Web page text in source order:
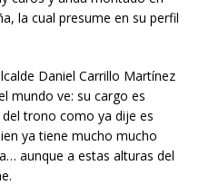
la cual presume en su perfil
Daniel Carrillo Martínez
mundo ve: su cargo es
trono como ya dije es
ya tiene mucho mucho
aunque a estas alturas del